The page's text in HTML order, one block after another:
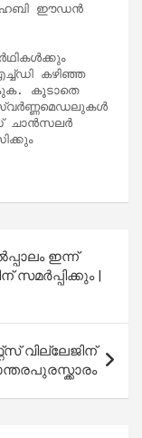
ഹൈബി ഈഡന്‍
കഴിഞ്ഞ
കൂടാതെ
ചാന്‍സലര്‍
ഇന്ന്
സമർപ്പിക്കും |
വില്ലേജിന്